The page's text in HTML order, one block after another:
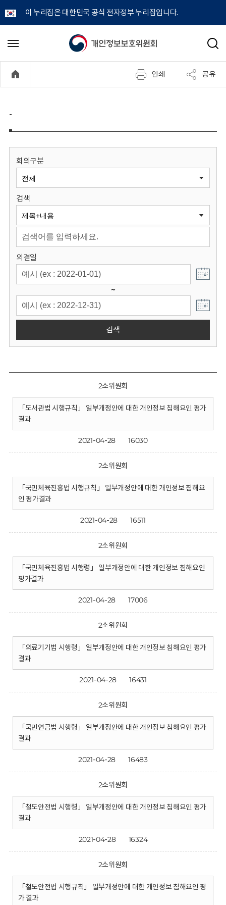
이 누리집은 대한민국 공식 전자정부 누리집입니다.
개
정
보
원
회
메
기
검
인쇄 공유
-
회의구분
검색
의결일
~
검색
2소위원회
「도서관법 시행규칙」 일부개정안에 대한 개인정보 침해요인 평가
결과
2021-04-28 16030
2소위원회
「국민체육진흥법 시행규칙」 일부개정안에 대한 개인정보 침해요
인 평가결과
2021-04-28 16511
2소위원회
「국민체육진흥법 시행령」 일부개정안에 대한 개인정보 침해요인
평가결과
2021-04-28 17006
2소위원회
「의료기기법 시행령」 일부개정안에 대한 개인정보 침해요인 평가
결과
2021-04-28 16431
2소위원회
「국민연금법 시행령」 일부개정안에 대한 개인정보 침해요인 평가
결과
2021-04-28 16483
2소위원회
「철도안전법 시행령」 일부개정안에 대한 개인정보 침해요인 평가
결과
2021-04-28 16324
2소위원회
「철도안전법 시행규칙」 일부개정안에 대한 개인정보 침해요인 평
가 결과